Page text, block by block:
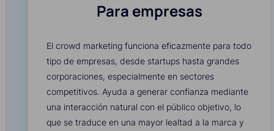
Para empresas
El crowd marketing funciona eficazmente para todo
tipo de empresas, desde startups hasta grandes
corporaciones, especialmente en sectores
competitivos. Ayuda a generar confianza mediante
una interacción natural con el público objetivo, lo
que se traduce en una mayor lealtad a la marca y